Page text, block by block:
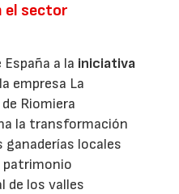
el sector
a la iniciativa
empresa La
Riomiera
la transformación
ganaderías locales
patrimonio
de los valles